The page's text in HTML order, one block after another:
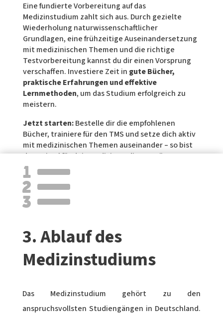
Eine fundierte Vorbereitung auf das
Medizinstudium zahlt sich aus. Durch gezielte
Wiederholung naturwissenschaftlicher
Grundlagen, eine frühzeitige Auseinandersetzung
mit medizinischen Themen und die richtige
Testvorbereitung kannst du dir einen Vorsprung
verschaffen. Investiere Zeit in gute Bücher,
praktische Erfahrungen und effektive
Lernmethoden, um das Studium erfolgreich zu
meistern.
Jetzt starten:Bestelle dir die empfohlenen
Bücher, trainiere für den TMS und setze dich aktiv
mit medizinischen Themen auseinander – so bist
du optimal für dein Medizinstudium gerüstet!

3. Ablauf des
Medizinstudiums
Das Medizinstudium gehört zu den
anspruchsvollsten Studiengängen in Deutschland.